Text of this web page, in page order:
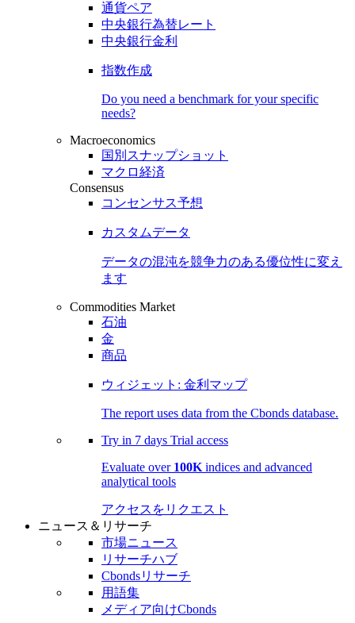
通貨ペア
中央銀行為替レート
中央銀行金利
指数作成
Do you need a benchmark for your specific
needs?
Macroeconomics
国別スナップショット
マクロ経済
Consensus
コンセンサス予想
カスタムデータ
データの混沌を競争力のある優位性に変え
ます
Commodities Market
石油
金
商品
ウィジェット: 金利マップ
The report uses data from the Cbonds database.
Try in 7 days Trial access
Evaluate over 100K indices and advanced
analytical tools
アクセスをリクエスト
ニュース＆リサーチ
市場ニュース
リサーチハブ
Cbondsリサーチ
用語集
メディア向けCbonds